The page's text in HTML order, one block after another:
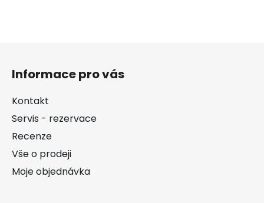
Informace pro vás
Kontakt
Servis - rezervace
Recenze
Vše o prodeji
Moje objednávka